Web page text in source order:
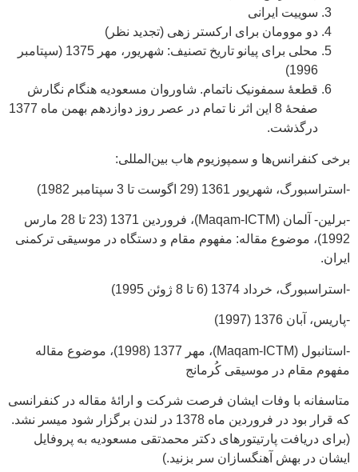
سوییت ایرانی
دو موومان برای ارکستر زهی (تجدید نظر)
محلی برای پیانو تاریخ تصنیف: شهریور، مهر 1375 (سپتامبر
1996)
قطعۀ سمفونیک ناتمام. شاوروان مسعودیه هنگام نگارش
صفحۀ 8 این اثر نا تمام در عصر روز دوازدهم بهمن ماه 1377
درگذشت.
برخی کنفرانس‌ها و سمپوزیوم هاب بین‌المللی:
-استراسبورگ، شهریور 1361 (29 اگوست تا 3 سپتامبر 1982)
-برلین- آلمان (Maqam-ICTM)، فروردین 1371 (23 تا 28 مارس
1992)، موضوع مقاله: مفهوم مقام و دستگاه در موسیقی ترکمنی
ایران.
-استراسبورگ، خرداد 1374 (6 تا 8 ژوئن 1995)
-پاریس، آبان 1376 (1997)
-استانبول (Maqam-ICTM)، مهر 1377 (1998)، موضوع مقاله
مفهوم مقام در موسیقی کُرمانج
متاسفانه با وفات ایشان فرصت شرکت و ارائۀ مقاله در کنفرانسی
که قرار بود در فروردین ماه 1378 در لندن برگزار شود میسر نشد.
(برای دریافت پارتیتورهای دکتر محمدتقی مسعودیه به پروفایل
ایشان در بهش آهنگسازان سر بزنید.)